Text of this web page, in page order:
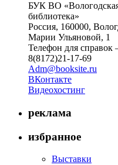
БУК ВО «Вологодская
библиотека»
Россия, 160000,
Марии Ульяновой, 1
Телефон для справок
8(8172)21-17-69
Adm@booksite.ru
ВКонтакте
Видеохостинг
реклама
избранное
Выставки